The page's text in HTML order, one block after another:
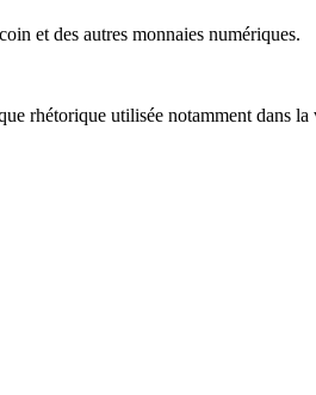
et des autres monnaies numériques.
rhétorique utilisée notamment dans